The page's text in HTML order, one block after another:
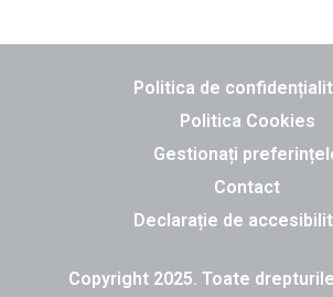
Politica de
Politica Cookies
Gestionați
Contact
Declarație de
Copyright 2025. Toate